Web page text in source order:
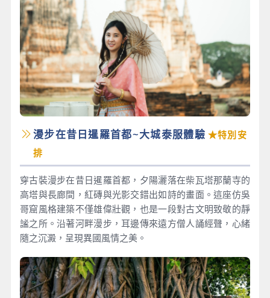
漫步在昔日暹羅首都~大城泰服體驗 ★特別安
排
穿古裝漫步在昔日暹羅首都，夕陽灑落在柴瓦塔那蘭寺的
高塔與長廊間，紅磚與光影交錯出如詩的畫面。這座仿吳
哥窟風格建築不僅雄偉壯觀，也是一段對古文明致敬的靜
謐之所。沿著河畔漫步，耳邊傳來遠方僧人誦經聲，心緒
隨之沉澱，呈現異國風情之美。